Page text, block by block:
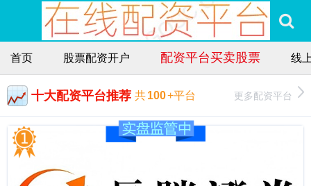
首页 股票配资开户 配资平台买卖股票 线
十大配资平台推荐 共100+平台 更多配资平台